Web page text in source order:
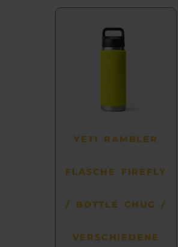
YETI RAMBLER
FLASCHE FIREFLY
/ BOTTLE CHUG /
VERSCHIEDENE
Produkt
weist
auf
Produktseite
werden